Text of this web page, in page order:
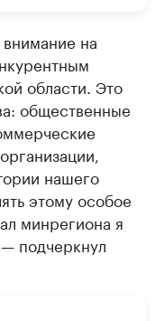
на
области. Это
общественные
нашего
этому особое
минрегиона я
подчеркнул